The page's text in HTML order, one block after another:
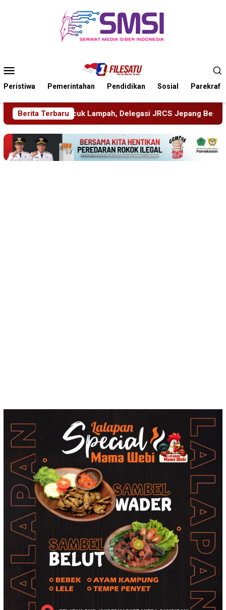
Mobile
Peristiwa Pemerintahan Pendidikan Sosial Parekraf
Berita Terbaru
JRCS Jepang Berbagi Pengetahuan di SDN Puger